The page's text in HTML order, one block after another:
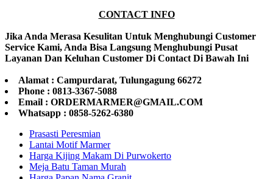
CONTACT INFO
Jika Anda Merasa Kesulitan Untuk Menghubungi Customer
Service Kami, Anda Bisa Langsung Menghubungi Pusat
Layanan Dan Keluhan Customer Di Contact Di Bawah Ini
Alamat : Campurdarat, Tulungagung 66272
Phone : 0813-3367-5088
Email : ORDERMARMER@GMAIL.COM
Whatsapp : 0858-5262-6380
Prasasti Peresmian
Lantai Motif Marmer
Harga Kijing Makam Di Purwokerto
Meja Batu Taman Murah